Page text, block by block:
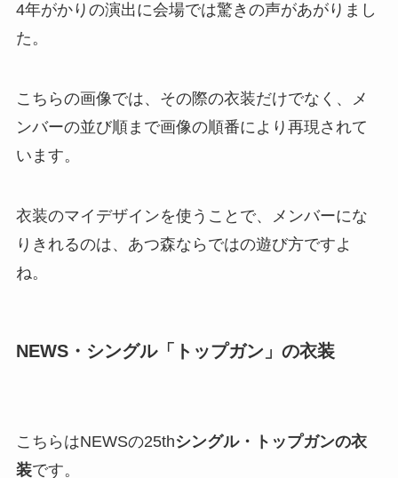
4年がかりの演出に会場では驚きの声があがりまし
た。
こちらの画像では、その際の衣装だけでなく、メ
ンバーの並び順まで画像の順番により再現されて
います。
衣装のマイデザインを使うことで、メンバーにな
りきれるのは、あつ森ならではの遊び方ですよ
ね。
NEWS・シングル「トップガン」の衣装
こちらはNEWSの25thシングル・トップガンの衣
装です。